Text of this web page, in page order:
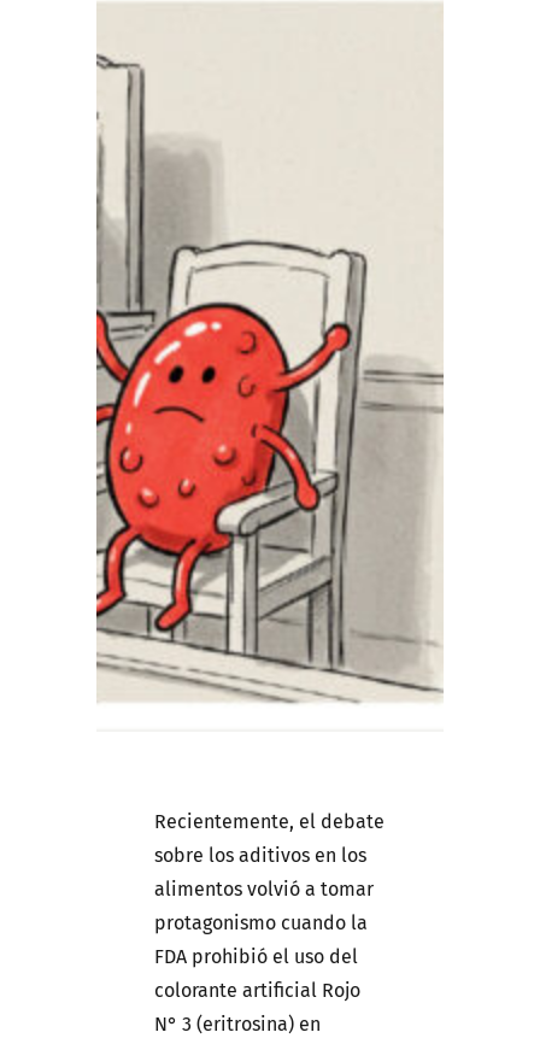
Recientemente, el debate
sobre los aditivos en los
alimentos volvió a tomar
protagonismo cuando la
FDA prohibió el uso del
colorante artificial Rojo
N° 3 (eritrosina) en